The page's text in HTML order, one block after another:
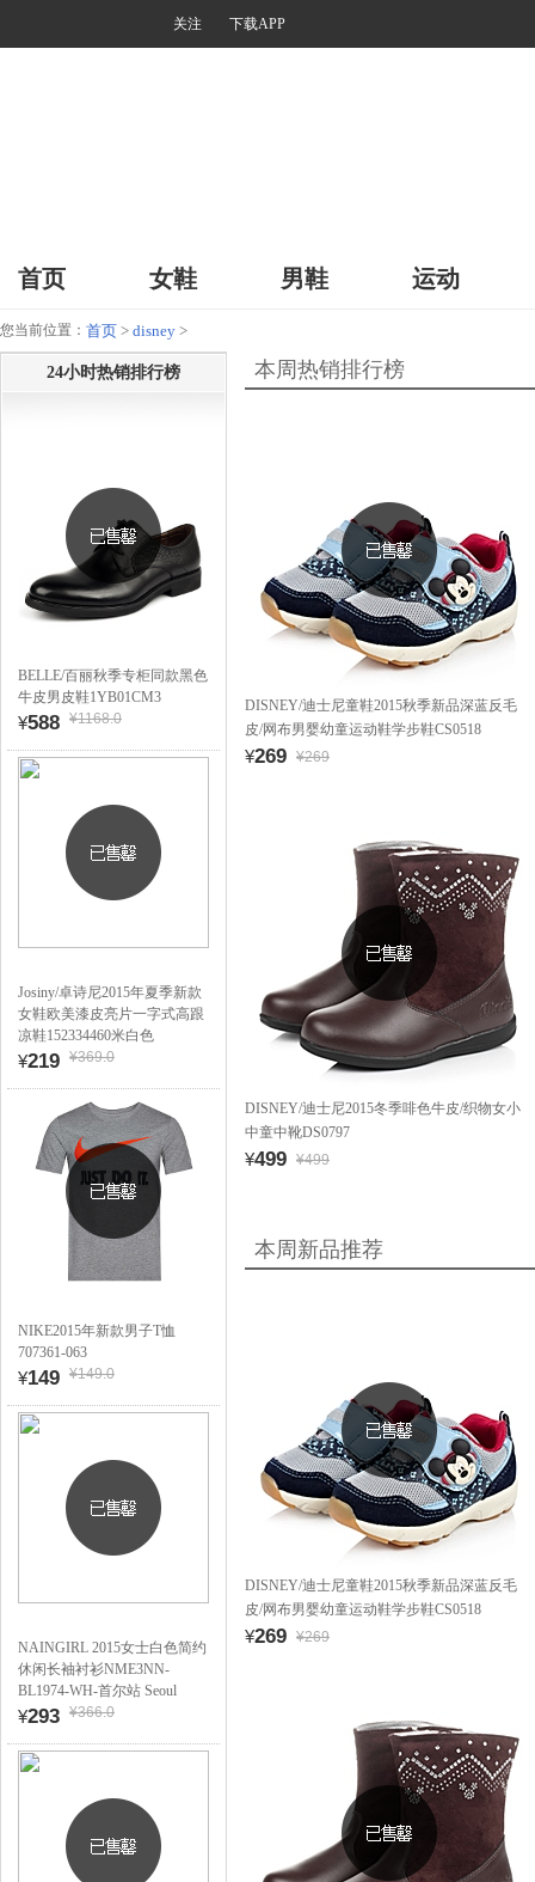
关注 下载APP
首页 女鞋 男鞋 运动
您当前位置： 首页 > disney >
24小时热销排行榜
BELLE/百丽秋季专柜同款黑色
牛皮男皮鞋1YB01CM3
¥588 ¥1168.0
Josiny/卓诗尼2015年夏季新款
女鞋欧美漆皮亮片一字式高跟
凉鞋152334460米白色
¥219 ¥369.0
NIKE2015年新款男子T恤
707361-063
¥149 ¥149.0
NAINGIRL 2015女士白色简约
休闲长袖衬衫NME3NN-
BL1974-WH-首尔站 Seoul
¥293 ¥366.0
本周热销排行榜
DISNEY/迪士尼童鞋2015秋季新品深蓝反毛
皮/网布男婴幼童运动鞋学步鞋CS0518
¥269 ¥269
DISNEY/迪士尼2015冬季啡色牛皮/织物女小
中童中靴DS0797
¥499 ¥499
本周新品推荐
DISNEY/迪士尼童鞋2015秋季新品深蓝反毛
皮/网布男婴幼童运动鞋学步鞋CS0518
¥269 ¥269